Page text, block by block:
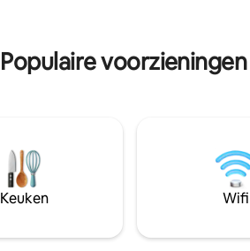
Populaire
Keuken Wifi